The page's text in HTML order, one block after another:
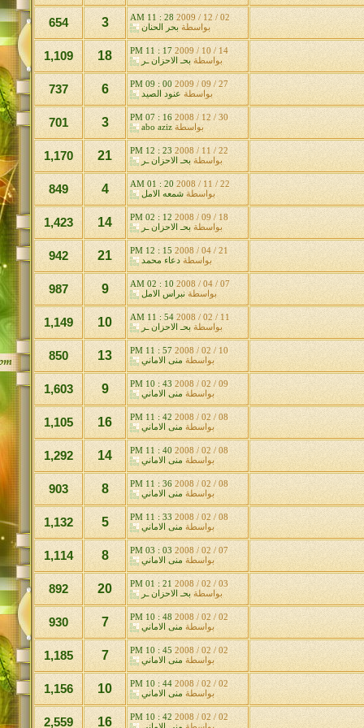
02 / 12 / 2009
28 : 11 AM
بواسطةبحر الحنان 3
654
14 / 10 / 2009
17 : 11 PM
بواسطة بحـ الاحزان ـر 18
1,109
27 / 09 / 2009
00 : 09 PM
بواسطة عنود الصيد 6
737
30 / 12 / 2008
16 : 07 PM
بواسطة abo aziz
3
701
22 / 11 / 2008
23 : 12 PM
بواسطة بحـ الاحزان ـر 21
1,170
22 / 11 / 2008
20 : 01 AM
بواسطة شمعه الامل 4
849
18 / 09 / 2008
12 : 02 PM
بواسطة بحـ الاحزان ـر 14
1,423
21 / 04 / 2008
15 : 12 PM
بواسطةدعاء محمد 21
942
07 / 04 / 2008
10 : 02 AM
بواسطة نبراس الامل 9
987
11 / 02 / 2008
54 : 11 AM
بواسطة بحـ الاحزان ـر 10
1,149
10 / 02 / 2008
57 : 11 PM
بواسطة منى الاماني 13
850
09 / 02 / 2008
43 : 10 PM
بواسطة منى الاماني 9
1,603
08 / 02 / 2008
42 : 11 PM
بواسطة منى الاماني 16
1,105
08 / 02 / 2008
40 : 11 PM
بواسطة منى الاماني 14
1,292
08 / 02 / 2008
36 : 11 PM
بواسطة منى الاماني 8
903
08 / 02 / 2008
33 : 11 PM
بواسطة منى الاماني 5
1,132
07 / 02 / 2008
03 : 03 PM
بواسطة منى الاماني 8
1,114
03 / 02 / 2008
21 : 01 PM
بواسطة بحـ الاحزان ـر 20
892
02 / 02 / 2008
48 : 10 PM
بواسطة منى الاماني 7
930
02 / 02 / 2008
45 : 10 PM
بواسطة منى الاماني 7
1,185
02 / 02 / 2008
44 : 10 PM
بواسطة منى الاماني 10
1,156
02 / 02 / 2008
42 : 10 PM
16
2,559